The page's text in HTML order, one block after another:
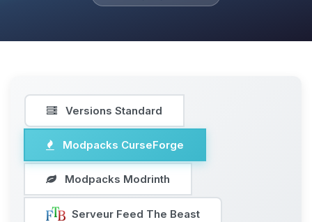
Versions Standard
Modpacks CurseForge
Modpacks Modrinth
Serveur Feed The Beast